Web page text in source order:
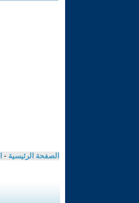
الصفحة الرئيسية -